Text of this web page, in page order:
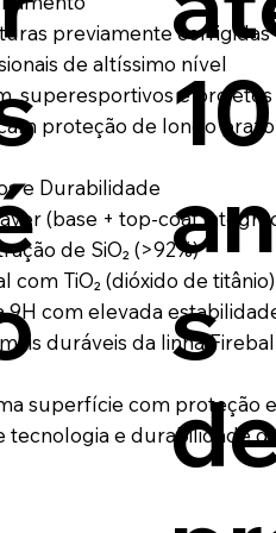
previamente
de altíssimo nível
superesportivos e projetos
proteção de longo
e Durabilidade
(base + top-coat
de SiO₂ (>92%)
com TiO₂ (dióxido de titânio)
9H com elevada
duráveis da linha
superfície com
tecnologia e durabilidade
10
s